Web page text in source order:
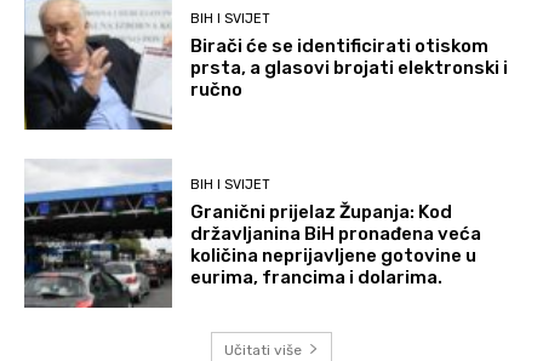
BIH I SVIJET
Birači će se identificirati otiskom
prsta, a glasovi brojati elektronski i
ručno
BIH I SVIJET
Granični prijelaz Županja: Kod
državljanina BiH pronađena veća
količina neprijavljene gotovine u
eurima, francima i dolarima.
Učitati više